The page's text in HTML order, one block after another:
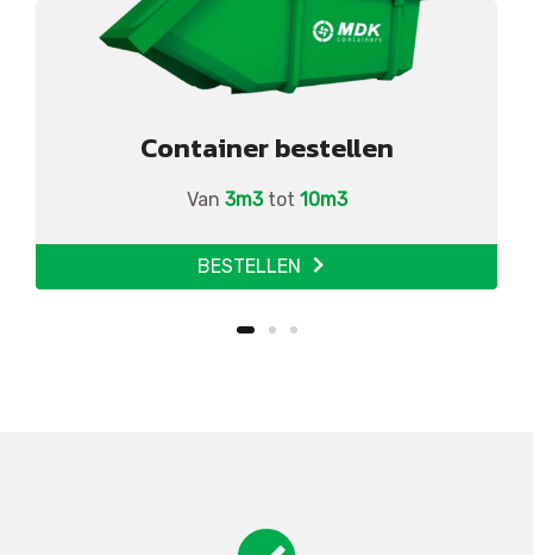
Container bestellen
Van 3m3 tot 10m3
BESTELLEN